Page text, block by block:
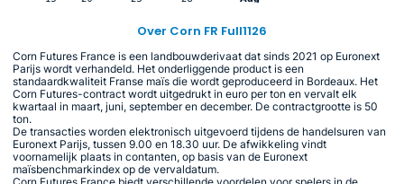
Over Corn FR Full1126
Corn Futures France is een landbouwderivaat dat sinds 2021 op Euronext
Parijs wordt verhandeld. Het onderliggende product is een
standaardkwaliteit Franse maïs die wordt geproduceerd in Bordeaux. Het
Corn Futures-contract wordt uitgedrukt in euro per ton en vervalt elk
kwartaal in maart, juni, september en december. De contractgrootte is 50
ton.
De transacties worden elektronisch uitgevoerd tijdens de handelsuren van
Euronext Parijs, tussen 9.00 en 18.30 uur. De afwikkeling vindt
voornamelijk plaats in contanten, op basis van de Euronext
maïsbenchmarkindex op de vervaldatum.